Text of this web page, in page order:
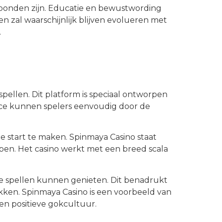
zijn. Educatie en bewustwording
zal waarschijnlijk blijven evolueren met
Dit platform is speciaal ontworpen
kunnen spelers eenvoudig door de
te maken. Spinmaya Casino staat
Het casino werkt met een breed scala
spellen kunnen genieten. Dit benadrukt
Spinmaya Casino is een voorbeeld van
positieve gokcultuur.